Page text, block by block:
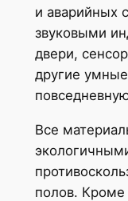
и аварийных
звуковыми
двери,
другие
Все
полов.